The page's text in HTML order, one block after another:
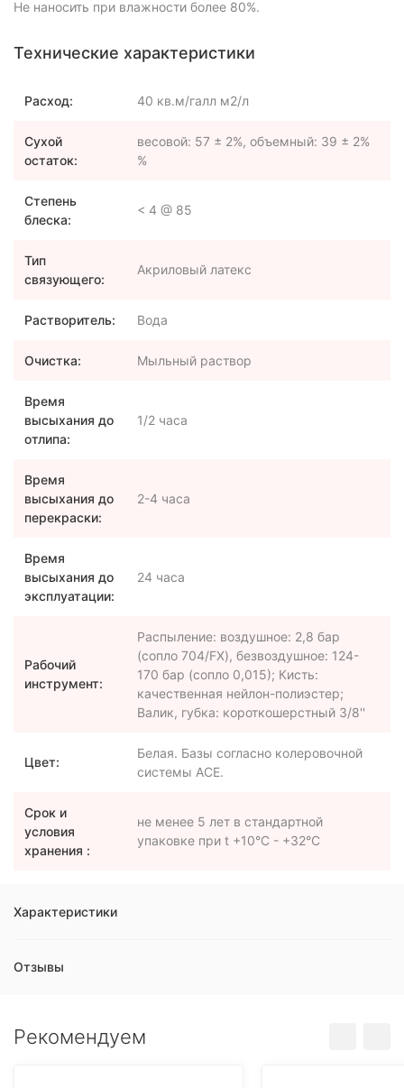
Не наносить при влажности более 80%.
Технические характеристики
Расход: 40 кв.м/галл м2/л
Сухой
остаток:
весовой: 57 ± 2%, объемный: 39 ± 2%
%
Степень
блеска:
< 4 @ 85
Тип
связующего:
Акриловый латекс
Растворитель: Вода
Очистка: Мыльный раствор
Время
высыхания до
отлипа:
1/2 часа
Время
высыхания до
перекраски:
2-4 часа
Время
высыхания до
эксплуатации:
24 часа
Рабочий
инструмент:
Распыление: воздушное: 2,8 бар
(сопло 704/FX), безвоздушное: 124-
170 бар (сопло 0,015); Кисть:
качественная нейлон-полиэстер;
Валик, губка: короткошерстный 3/8''
Цвет:
Белая. Базы согласно колеровочной
системы ACE.
Срок и
условия
хранения :
не менее 5 лет в стандартной
упаковке при t +10°C - +32°C
Характеристики
Отзывы
Рекомендуем